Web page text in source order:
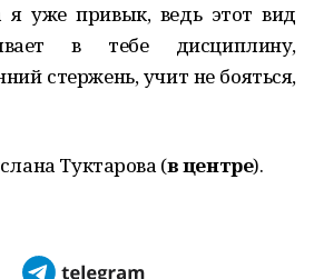
уже привык, ведь этот вид
в тебе дисциплину,
стержень, учит не бояться,
Туктарова (в центре).